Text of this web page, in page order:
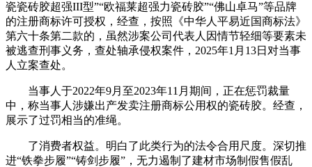
瓷瓷砖胶超强III型”“欧福莱超强力瓷砖胶”“佛山卓马”等品牌
的注册商标许可授权，经查，按照《中华人平易近国商标法》
第六十条第二款的，虽然涉案公司代表人因情节轻细等要素未
被逃查刑事义务，查处轴承侵权案件，2025年1月13日对当事
人立案查处。
当事人于2022年9月至2023年11月期间，正在惩罚裁量
中，称当事人涉嫌出产发卖注册商标公用权的瓷砖胶。经查，
展示了过罚相当的准绳。
了消费者权益。明白了此类行为的法令合用尺度。深切推
进“铁拳步履”“铸剑步履”，无力遏制了建材市场制假售假乱